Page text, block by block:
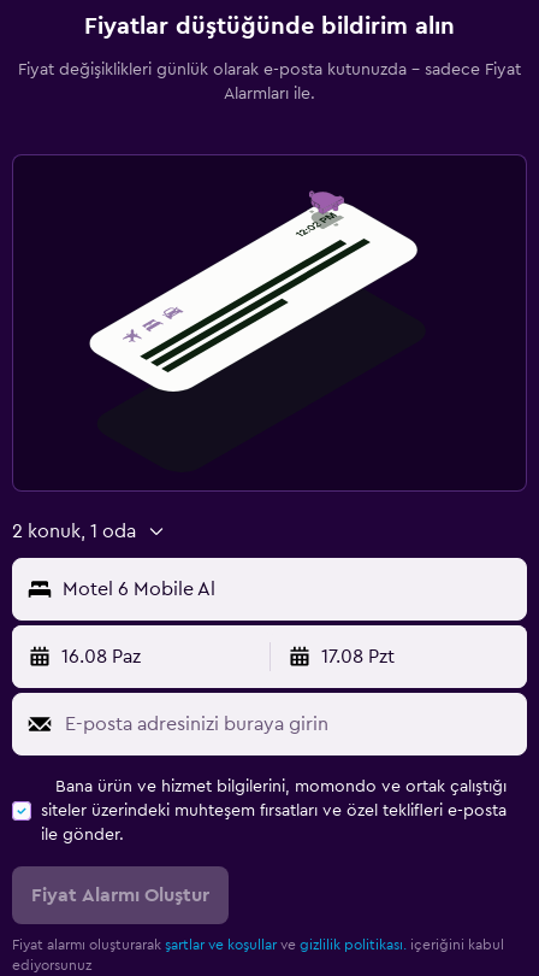
Fiyatlar düştüğünde bildirim alın
Fiyat değişiklikleri günlük olarak e-posta kutunuzda - sadece Fiyat
Alarmları ile.
2 konuk, 1 oda
Motel 6 Mobile Al
16.08 Paz 17.08 Pzt
Bana ürün ve hizmet bilgilerini, momondo ve ortak çalıştığı
siteler üzerindeki muhteşem fırsatları ve özel teklifleri e-posta
ile gönder.
Fiyat Alarmı Oluştur
Fiyat alarmı oluşturarak şartlar ve koşullar ve gizlilik politikası.
içeriğini kabul
ediyorsunuz